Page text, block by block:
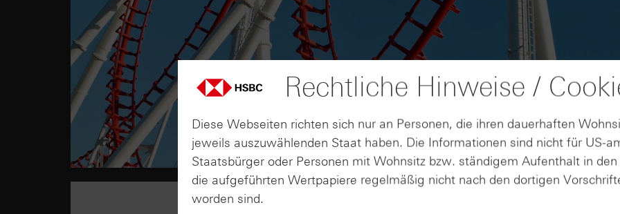
Rechtliche Hinweise /
Diese Webseiten richten sich nur an Personen, die ihren dauerhaften
jeweils auszuwählenden Staat haben. Die Informationen sind nicht für US-
Staatsbürger oder Personen mit Wohnsitz bzw. ständigem Aufenthalt in
die aufgeführten Wertpapiere regelmäßig nicht nach den dortigen
worden sind.